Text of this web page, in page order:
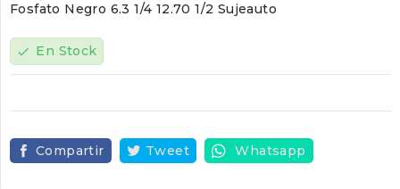
Fosfato Negro 6.3 1/4 12.70 1/2 Sujeauto
check En Stock
Compartir Tweet Whatsapp